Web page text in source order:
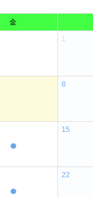
金
1
8
●
15
●
22